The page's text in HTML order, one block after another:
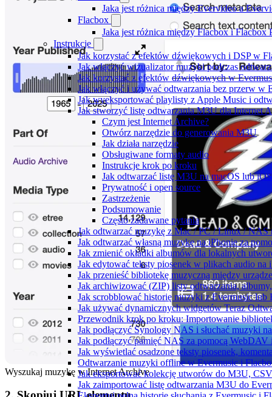
Jaka jest różnica między Evervideo a
Flacbox
Jaka jest różnica między Flacbox i Flacbox
Instrukcje
Jak korzystać z efektów dźwiękowych i DSP w
Jak włączyć wizualizator muzyki podczas
Jak korzystać z efektów dźwiękowych w
Jak włączyć i używać odtwarzania bez przerw w
Jak wyeksportować playlisty z Apple Music i
Jak stworzyć listę odtwarzania M3U dla Internet
Czym jest Internet Archive?
Otwórz narzędzie do generowania M3U
Jak działa narzędzie
Obsługiwane formaty audio
Instrukcje krok po kroku
Jak odtwarzać listę M3U na macOS lub iOS
Prywatność i open source
Zastrzeżenie
Podsumowanie
Często zadawane pytania
Jak odtwarzać muzykę z Mac / PC / Linux /
Jak odtwarzać własną muzykę na iPhonie za
Jak zmienić okładki albumów dla lokalnych
Jak edytować teksty piosenek w plikach audio
Jak przenieść bibliotekę muzyczną między
Jak archiwizować (ZIP) listy odtwarzania,
Jak scrobblować historię muzyki z Evermusic lub
Jak używać dynamicznych widgetów Teraz
Przewodnik krok po kroku: Importowanie
Jak podłączyć Synology NAS i słuchać muzyki
Jak podłączyć pamięć NAS za pomocą
Jak wyświetlać osadzone teksty piosenek,
Odtwarzanie muzyki offline w Evermusic i
Jak eksportować kolekcję utworów do M3U,
Jak zaimportować listę odtwarzania M3U do
Wyszukaj muzykę w Internet Archive